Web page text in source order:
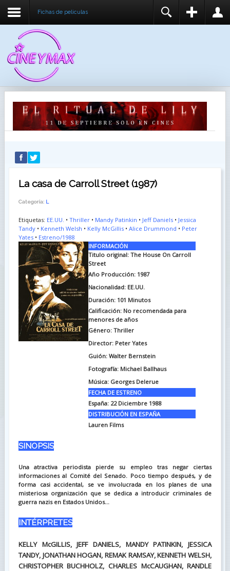
Fichas de peliculas
RECUÉRDEME
IDENTIFICARSE
REGISTER
La casa de Carroll Street (1987)
Categoría: L
Etiquetas: EE.UU. • Thriller• Mandy Patinkin • Jeff Daniels• Jessica
Tandy• Kenneth Welsh • Kelly McGillis• Alice Drummond • Peter
Yates• Estreno/1988
INFORMACIÓN
Titulo original: The House On Carroll
Street
Año Producción: 1987
Nacionalidad: EE.UU.
Duración: 101 Minutos
Calificación: No recomendada para
menores de años
Género: Thriller
Director: Peter Yates
Guión: Walter Bernstein
Fotografía: Michael Ballhaus
Música: Georges Delerue
FECHA DE ESTRENO
España: 22 Diciembre 1988
DISTRIBUCIÓN EN ESPAÑA
Lauren Films
SINOPSIS
Una atractiva periodista pierde su empleo tras negar ciertas
informaciones al Comité del Senado. Poco tiempo después, y de
forma casi accidental, se ve involucrada en los planes de una
misteriosa organización que se dedica a introducir criminales de
guerra nazis en Estados Unidos...
INTÉRPRETES
KELLY McGILLIS, JEFF DANIELS, MANDY PATINKIN, JESSICA
TANDY, JONATHAN HOGAN, REMAK RAMSAY, KENNETH WELSH,
CHRISTOPHER BUCHHOLZ, CHARLES McCAUGHAN, RANDLE